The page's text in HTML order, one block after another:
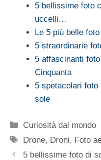
5 bellissime foto
uccelli…
Le 5 più belle
5 straordinarie
5 affascinanti
Cinquanta
5 spetacolari foto
sole
Categorie
Curiosità dal mondo
Tag
Drone, Droni, Foto
5 bellissime foto di